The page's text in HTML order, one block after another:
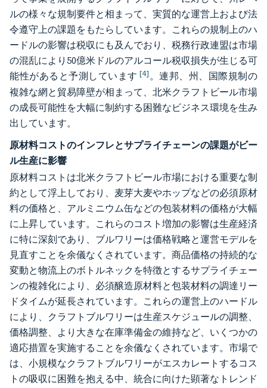
ルの様々な規制要件と相まって、実質的な運営上および法
令遵守上の課題をもたらしています。これらの規制上のハ
ードルの影響は税収にも及んでおり、税務行政連盟は市場
の混乱により50億米ドルのアルコール税収損失が生じる可
能性があると予測しています[4]。連邦、州、国際規制の
複雑な網と貿易障壁が相まって、北米クラフトビール市場
の成長可能性を大幅に制約する困難なビジネス環境を生み
出しています。
原材料コストのインフレとサプライチェーンの課題がビー
ル生産に影響
原材料コストは北米クラフトビール市場における重要な制
約として浮上しており、麦芽大麦やホップなどの必須原材
料の価格と、アルミニウム缶などの包装材料の価格が大幅
に上昇しています。これらのコスト増加の影響は生産経済
に特に深刻であり、ブルワリーは価格戦略と運営モデルを
見直すことを余儀なくされています。商品価格の持続的な
変動と物流上のボトルネックを特徴とするサプライチェー
ンの複雑化により、必須醸造原材料と包装材料の調達リー
ドタイムが延長されています。これらの運営上のハードル
により、クラフトブルワリーは生産スケジュールの調整、
価格調整、より大きな在庫準備金の維持など、いくつかの
適応措置を実施することを余儀なくされています。市場で
は、小規模なクラフトブルワリーがエスカレートするコス
トの吸収に困難を抱える中、統合に向けた顕著なトレンド